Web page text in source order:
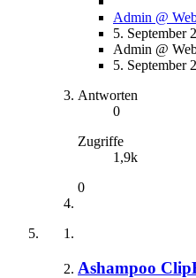
Admin @
5. September
Admin @
5. September
Antworten
0
Zugriffe
1,9k
0
Ashampoo